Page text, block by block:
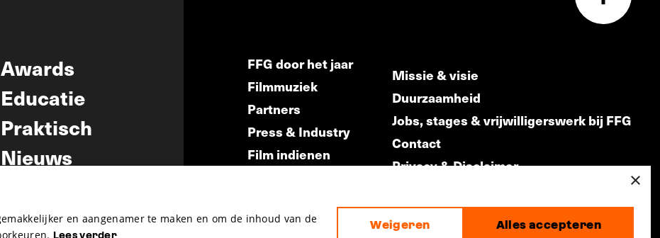
Awards
Educatie
Praktisch
Nieuws
FFG door het jaar
Filmmuziek
Partners
Press & Industry
Film indienen
Missie & visie
Duurzaamheid
Jobs, stages & vrijwilligerswerk bij FFG
Contact
Privacy & Disclaimer
×
en aangenamer te maken en om de inhoud van de
Lees verder
Alles accepteren
Weigeren